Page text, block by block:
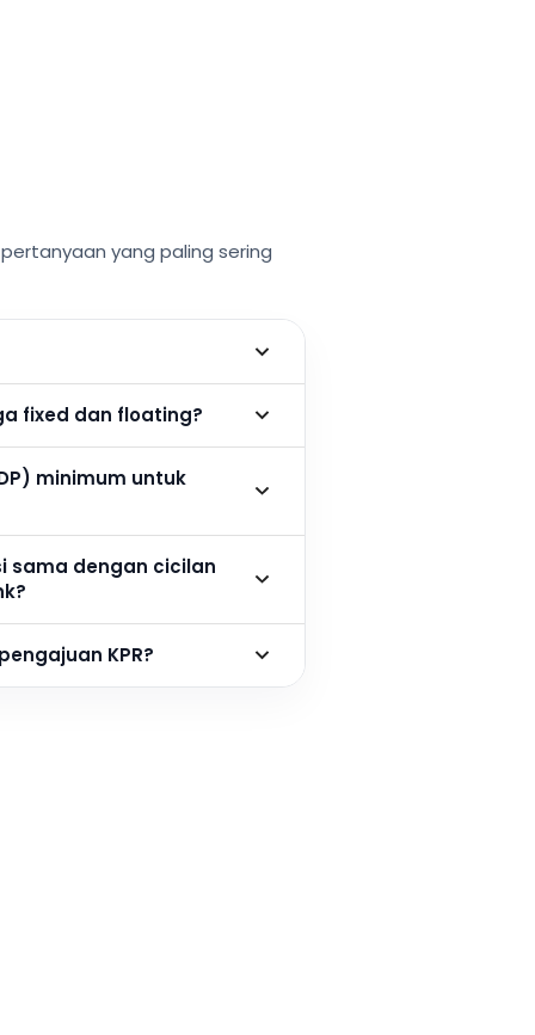
yang paling sering
fixed dan floating?
minimum untuk
sama dengan cicilan
KPR?